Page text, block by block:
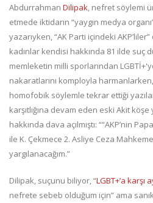
Abdurrahman Dilipak, nefret söylemi
etmede iktidarın “yaygın medya
yazarıyken, “AK Parti içindeki
kadınlar kendisi hakkında 81 ilde suç
memleketin milli sporlarından
nakaratlarını komployla
homofobik söylemle tekrar ettiği
karşıtlığına devam eden eski Akit
hakkında dava açılmıştı: ““AKP’nin
ile K. Çekmece 2. Asliye Ceza
yargılanacağım.”
Dilipak, suçunu biliyor, “LGBT+’a karşı
nefrete sebeb olduğum için” ama